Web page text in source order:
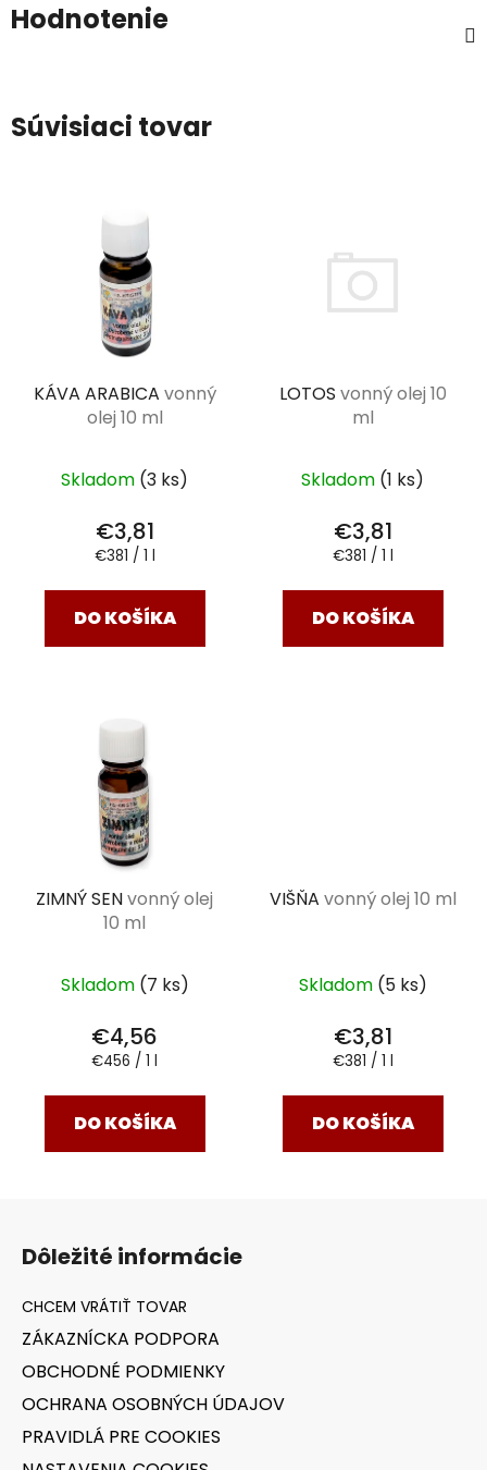
Hodnotenie
Súvisiaci tovar
KÁVA ARABICA vonný
olej 10 ml
Skladom (3 ks)
€3,81
Jednotková
€381 / 1 l
DO KOŠÍKA
LOTOS vonný olej 10
ml
Skladom (1 ks)
€3,81
Jednotková
€381 / 1 l
DO KOŠÍKA
ZIMNÝ SENvonný olej
10 ml
Skladom (7 ks)
€4,56
Jednotková
€456 / 1 l
DO KOŠÍKA
VIŠŇA vonný olej 10 ml
Skladom (5 ks)
€3,81
Jednotková
€381 / 1 l
DO KOŠÍKA
Dôležité informácie
ZÁKAZNÍCKA PODPORA
OBCHODNÉ PODMIENKY
OCHRANA OSOBNÝCH ÚDAJOV
PRAVIDLÁ PRE COOKIES